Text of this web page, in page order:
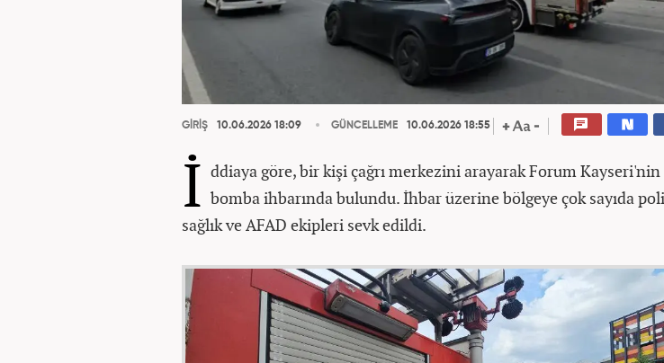
GİRİŞ 10.06.2026 18:09 GÜNCELLEME 10.06.2026 18:55
İ ddiaya göre, bir kişi çağrı merkezini arayarak Forum
bomba ihbarında bulundu. İhbar üzerine bölgeye çok sayıda
sağlık ve AFAD ekipleri sevk edildi.